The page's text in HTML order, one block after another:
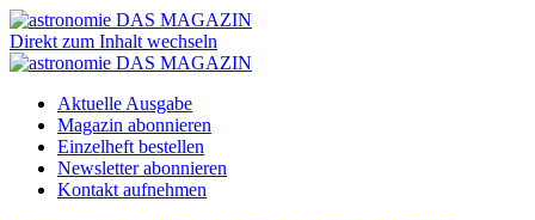
Direkt zum Inhalt wechseln
Aktuelle Ausgabe
Magazin abonnieren
Einzelheft bestellen
Newsletter abonnieren
Kontakt aufnehmen